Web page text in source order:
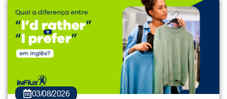
03/08/2026